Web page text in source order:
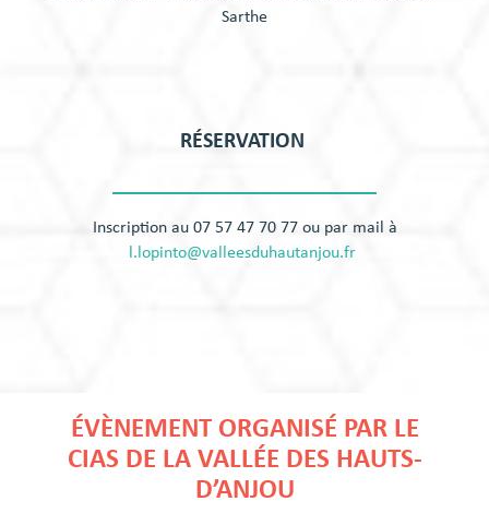
Sarthe
RÉSERVATION
Inscription au 07 57 47 70 77 ou par mail à
l.lopinto@valleesduhautanjou.fr
ÉVÈNEMENT ORGANISÉ PAR LE
CIAS DE LA VALLÉE DES HAUTS-
D’ANJOU